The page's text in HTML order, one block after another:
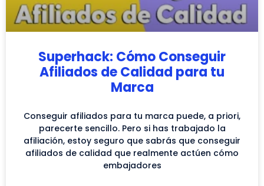
Superhack: Cómo Conseguir
Afiliados de Calidad para tu
Marca
Conseguir afiliados para tu marca puede, a priori,
parecerte sencillo. Pero si has trabajado la
afiliación, estoy seguro que sabrás que conseguir
afiliados de calidad que realmente actúen cómo
embajadores